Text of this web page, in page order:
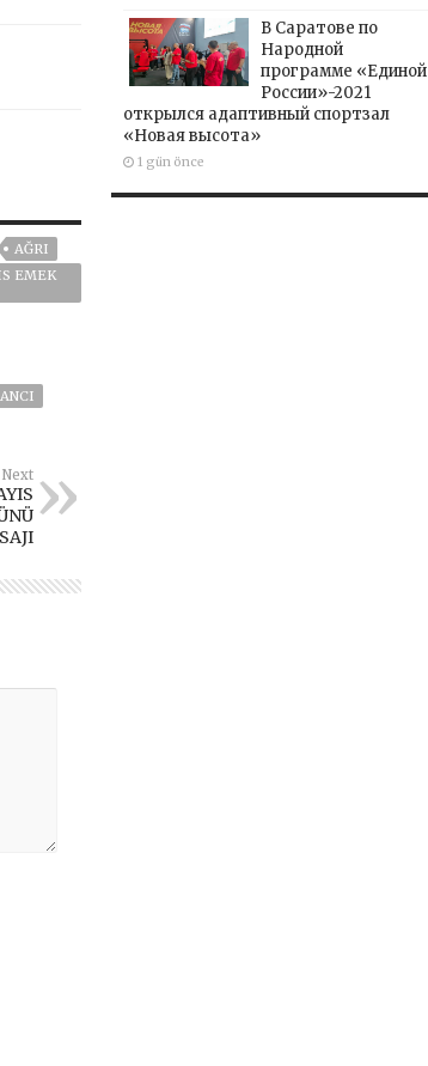
AĞRI
EMEK
Next
В Саратове по
Народной
программе «Единой
России»-2021
открылся адаптивный спортзал
«Новая высота»
1 gün önce